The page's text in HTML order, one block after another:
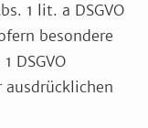
1 lit. a DSGVO
besondere
DSGVO